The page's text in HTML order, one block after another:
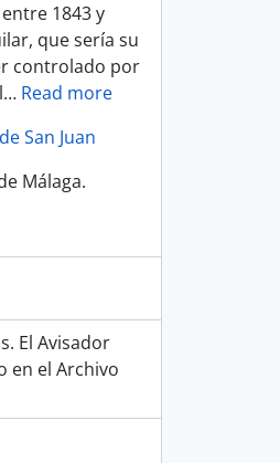
1843 y
que sería su
controlado por
… Read more
San Juan
Málaga.
El Avisador
en el Archivo